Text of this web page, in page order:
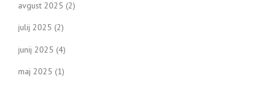
avgust 2025 (2)
julij 2025 (2)
junij 2025 (4)
maj 2025 (1)